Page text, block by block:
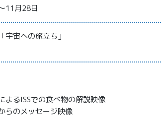
11月28日
宇宙への旅立ち」
よるISSでの食べ物の解説映像
らのメッセージ映像